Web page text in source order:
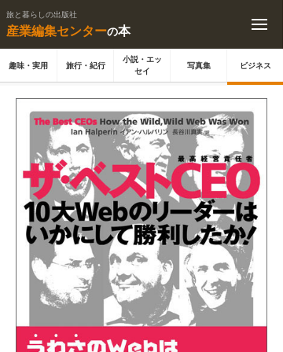
旅と暮らしの出版社
産業編集センターの本
趣味・実用 旅行・紀行
小説・エッ
セイ
写真集 ビジネス